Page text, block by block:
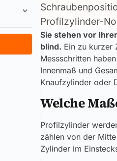
Profilzylinder-
Sie stehen vor
blind. Ein zu kurzer
Messschritten
Innenmaß und
Knaufzylinder oder
Welche
Profilzylinder
zählen von der
Zylinder im